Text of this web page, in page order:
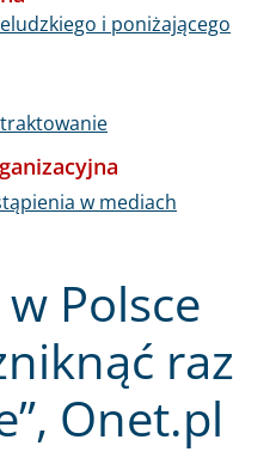
Polsce
raz
Onet.pl
i poniżającego
w mediach